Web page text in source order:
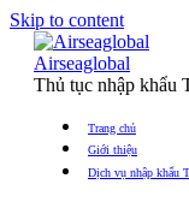
Skip to content
Airseaglobal
Thủ tục nhập khẩu
Trang chủ
Giới thiệu
Dịch vụ nhập khẩu